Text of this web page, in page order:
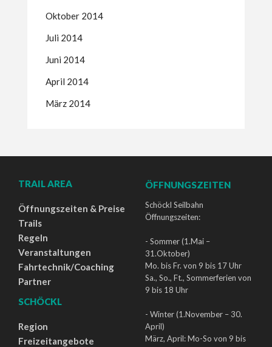
Oktober 2014
Juli 2014
Juni 2014
April 2014
März 2014
TRAIL AREA
Öffnungszeiten & Preise
Trails
Regeln
Veranstaltungen
Fahrtechnik/Coaching
Partner
SCHÖCKL
Region
Freizeitangebote
ÖFFNUNGSZEITEN
Schöckl Seilbahn
Öffnungszeiten:
- Sommer (1.Mai –
31.Oktober)
Mo. bis Fr. von 9 bis 17 Uhr
Sa., So., Ft., Sommerferien von
9 bis 18 Uhr
- Winter (1.November – 30.
April)
März, April: Mo-So von 9 bis